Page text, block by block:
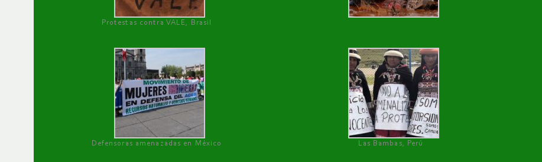
Protestas contra VALE, Brasil
Defensoras amenazadas en México Las Bambas, Perú